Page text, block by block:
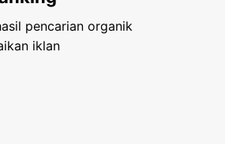
pencarian organik
iklan